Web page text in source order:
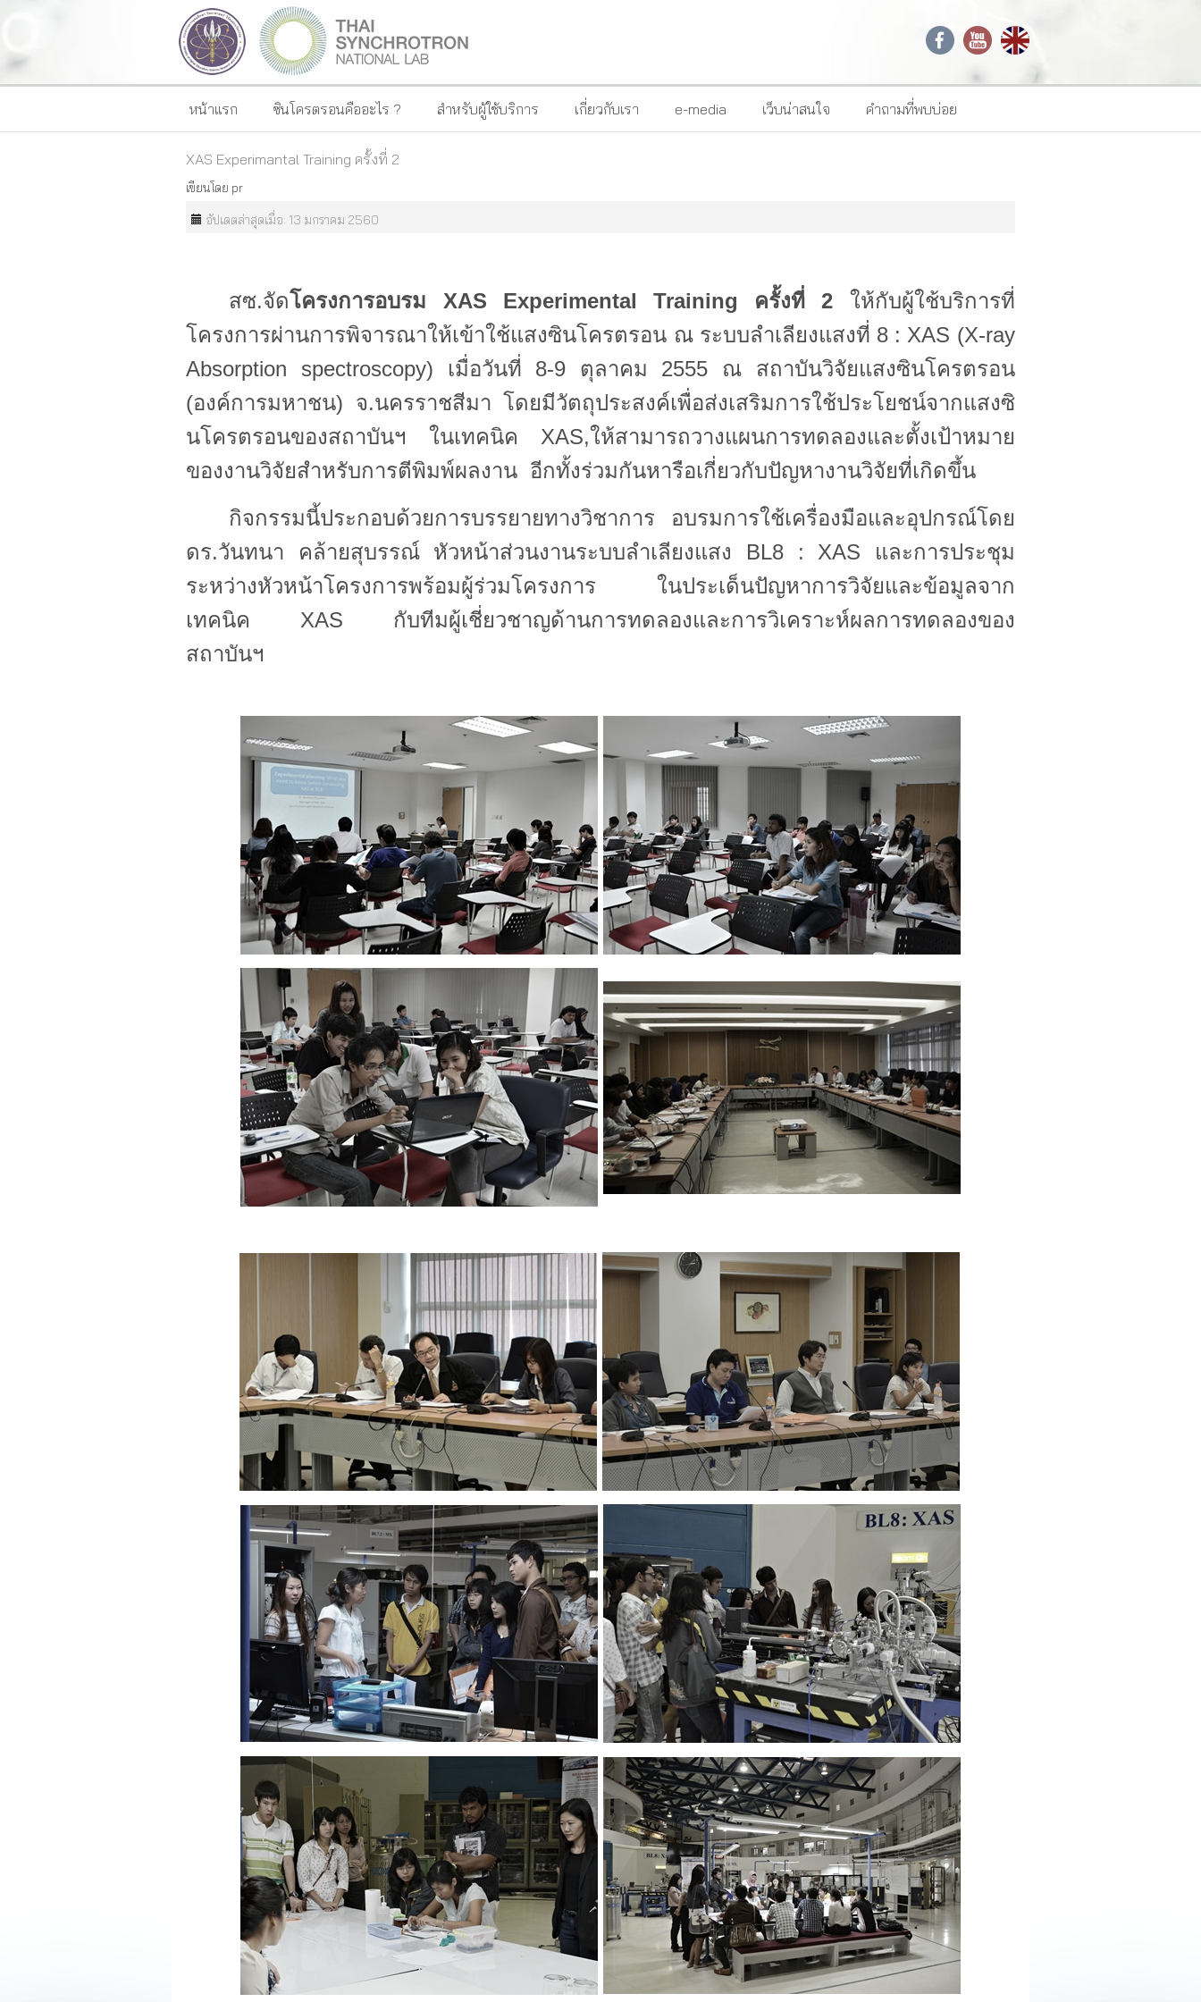
หน้าแรก ซินโครตรอนคืออะไร ? สำหรับผู้ใช้บริการ เกี่ยวกับเรา e-media เว็บน่าสนใจ คำถามที่พบบ่อย
XAS Experimantal Training ครั้งที่ 2
เขียนโดย pr
อัปเดตล่าสุดเมื่อ: 13 มกราคม 2560
สซ.จัดโครงการอบรม XAS Experimental Training ครั้งที่ 2 ให้กับผู้ใช้บริการที่
โครงการผ่านการพิจารณาให้เข้าใช้แสงซินโครตรอน ณ ระบบลำเลียงแสงที่ 8 : XAS (X-ray
Absorption spectroscopy) เมื่อวันที่ 8-9 ตุลาคม 2555 ณ สถาบันวิจัยแสงซินโครตรอน
(องค์การมหาชน) จ.นครราชสีมา โดยมีวัตถุประสงค์เพื่อส่งเสริมการใช้ประโยชน์จากแสงซิ
นโครตรอนของสถาบันฯ ในเทคนิค XAS,ให้สามารถวางแผนการทดลองและตั้งเป้าหมาย
ของงานวิจัยสำหรับการตีพิมพ์ผลงาน อีกทั้งร่วมกันหารือเกี่ยวกับปัญหางานวิจัยที่เกิดขึ้น
กิจกรรมนี้ประกอบด้วยการบรรยายทางวิชาการ อบรมการใช้เครื่องมือและอุปกรณ์โดย
ดร.วันทนา คล้ายสุบรรณ์ หัวหน้าส่วนงานระบบลำเลียงแสง BL8 : XAS และการประชุม
ระหว่างหัวหน้าโครงการพร้อมผู้ร่วมโครงการ ในประเด็นปัญหาการวิจัยและข้อมูลจาก
เทคนิค XAS กับทีมผู้เชี่ยวชาญด้านการทดลองและการวิเคราะห์ผลการทดลองของ
สถาบันฯ